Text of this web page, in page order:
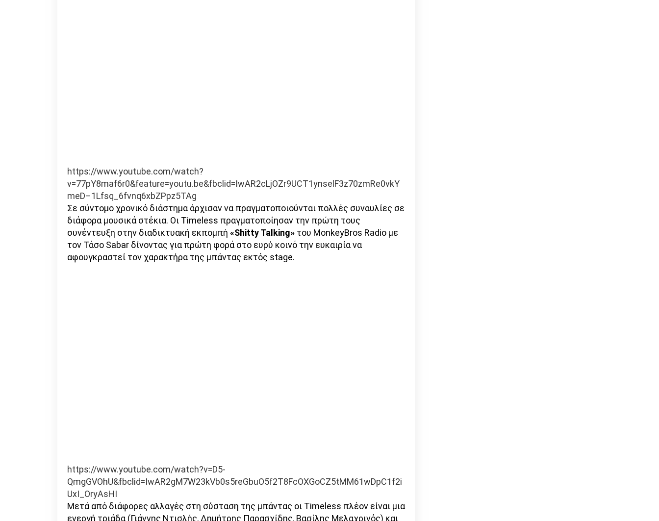
https://www.youtube.com/watch?
v=77pY8maf6r0&feature=youtu.be&fbclid=IwAR2cLjOZr9UCT1ynselF3z70zmRe0vkY
meD–1Lfsq_6fvnq6xbZPpz5TAg
Σε σύντομο χρονικό διάστημα άρχισαν να πραγματοποιούνται πολλές συναυλίες σε
διάφορα μουσικά στέκια. Οι Timeless πραγματοποίησαν την πρώτη τους
συνέντευξη στην διαδικτυακή εκπομπή «Shitty Talking» του MonkeyBros Radio με
τον Τάσο Sabar δίνοντας για πρώτη φορά στο ευρύ κοινό την ευκαιρία να
αφουγκραστεί τον χαρακτήρα της μπάντας εκτός stage.
https://www.youtube.com/watch?v=D5-
QmgGVOhU&fbclid=IwAR2gM7W23kVb0s5reGbuO5f2T8FcOXGoCZ5tMM61wDpC1f2i
UxI_OryAsHI
Μετά από διάφορες αλλαγές στη σύσταση της μπάντας οι Timeless πλέον είναι μια
ενεργή τριάδα (Γιάννης Ντισλής, Δημήτρης Παρασχίδης, Βασίλης Μελαχρινός) και